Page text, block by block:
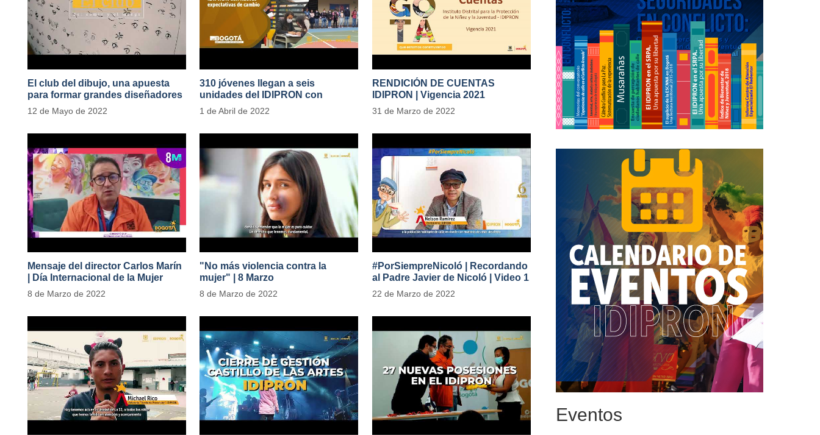
El club del dibujo, una apuesta
para formar grandes diseñadores
del cómic y manga en IDIPRON
12 de Mayo de 2022
310 jóvenes llegan a seis
unidades del IDIPRON con
nuevas expectativas de cambio
1 de Abril de 2022
RENDICIÓN DE CUENTAS
IDIPRON | Vigencia 2021
#IdipronRindeCuentas
31 de Marzo de 2022
Mensaje del director Carlos Marín
| Día Internacional de la Mujer
8 de Marzo de 2022
"No más violencia contra la
mujer" | 8 Marzo
#MásOportunidadesParaLasMujeres
8 de Marzo de 2022
#PorSiempreNicoló | Recordando
al Padre Javier de Nicoló | Video 1
22 de Marzo de 2022
Eventos